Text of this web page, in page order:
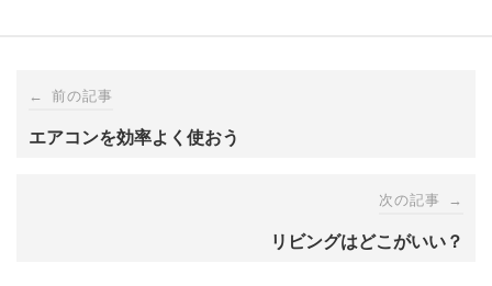
Post
navigation
← 前の記事
エアコンを効率よく使おう
次の記事 →
リビングはどこがいい？